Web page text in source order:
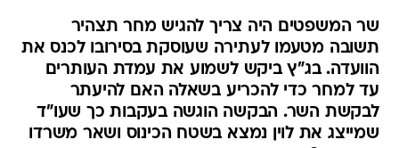
שר המשפטים היה צריך להגיש מחר תצהיר
תשובה מטעמו לעתירה שעוסקת בסירובו לכנס את
הוועדה. בג"ץ ביקש לשמוע את עמדת העותרים
עד למחר כדי להכריע בשאלה האם להיעתר
לבקשת השר. הבקשה הוגשה בעקבות כך שעו"ד
שמייצג את לוין נמצא בשטח הכינוס ושאר משרדו